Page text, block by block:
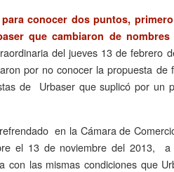
conocer dos puntos,
que cambiaron de
del jueves 13 de febrero
por no conocer la propuesta de
de Urbaser que suplicó por un
en la Cámara de
el 13 de noviembre del 2013,
con las mismas condiciones que